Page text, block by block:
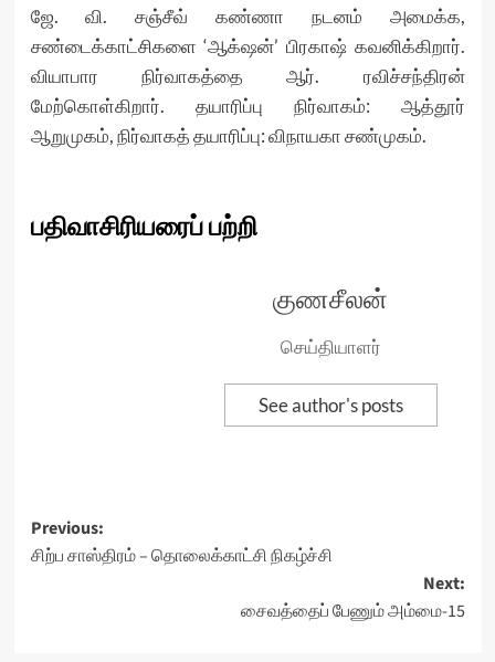
ஜே. வி. சஞ்சீவ் கண்ணா நடனம் அமைக்க,
சண்டைக்காட்சிகளை ‘ஆக்‌ஷன்’ பிரகாஷ் கவனிக்கிறார்.
வியாபார நிர்வாகத்தை ஆர். ரவிச்சந்திரன்
மேற்கொள்கிறார். தயாரிப்பு நிர்வாகம்: ஆத்தூர்
ஆறுமுகம், நிர்வாகத் தயாரிப்பு: விநாயகா சண்முகம்.
பதிவாசிரியரைப் பற்றி
குணசீலன்
செய்தியாளர்
See author's posts
Post
navigation
Previous:
சிற்ப சாஸ்திரம் – தொலைக்காட்சி நிகழ்ச்சி
Next:
சைவத்தைப் பேணும் அம்மை-15